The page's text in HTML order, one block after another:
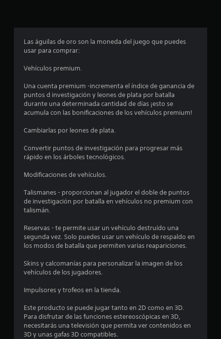
t
r
l
2
c
a
l
f
i
Las águilas de oro son la moneda del juego que puedes
usar para comprar:
Vehículos premium.
Una cuenta premium -incrementa el índice de ganancia de
puntos d investigación y leones de plata por batalla
durante una determinada cantidad de días ¡esto se
acumula con las bonificaciones de los vehículos premium!
Cambiarlas por leones de plata.
Convertir puntos de investigación para progresar más
rápido en los árboles tecnológicos.
Modificaciones de vehículos.
Talismanes - proporcionan al jugador el doble de puntos
de investigación por batalla en vehículos no premium con
talismán.
Reservas - te permite usar un vehículo destruído una
segunda vez. Solo puedes usar un vehículo de respaldo en
los modos de batalla que permiten varias reapariciones.
Skins y calcomanías para personalizar la imagen de los
vehículos de los jugadores.
Impulsores y trofeos en la tienda.
Este producto se puede jugar tanto en 2D como en 3D.
Para disfrutar de las funciones estereoscópicas en 3D,
necesitarás una televisión que permita ver contenidos en
3D y unas gafas 3D compatibles.